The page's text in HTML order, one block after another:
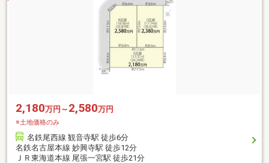
2,180万円～ 2,580万円
※土地価格のみ
名鉄尾西線 観音寺駅 徒歩6分
名鉄名古屋本線 妙興寺駅 徒歩12分
ＪＲ東海道本線 尾張一宮駅 徒歩21分